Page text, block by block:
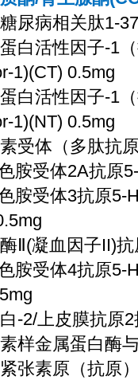
尿病相关肽1-
白活性因子-1
1)(CT) 0.5mg
白活性因子-1
1)(NT) 0.5mg
受体（多肽抗
胺受体2A抗原
胺受体3抗原5-
Ⅱ(凝血因子II)
胺受体4抗原5-
-2/上皮膜抗原
样金属蛋白酶
张素原（抗原